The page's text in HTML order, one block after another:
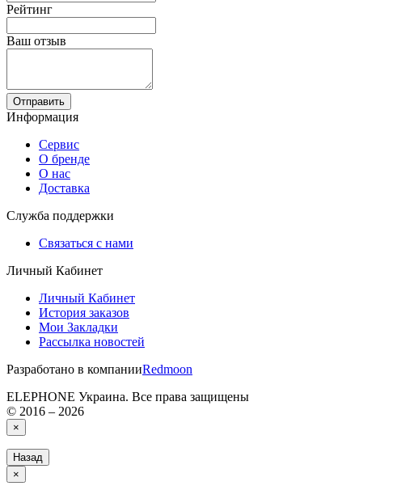
Рейтинг
Ваш отзыв
Отправить
Информация
Сервис
О бренде
О нас
Доставка
Служба поддержки
Связаться с нами
Личный Кабинет
Личный Кабинет
История заказов
Мои Закладки
Рассылка новостей
Разработано в компанииRedmoon
ELEPHONE Украина. Все права защищены
© 2016 – 2026
×
Назад
×